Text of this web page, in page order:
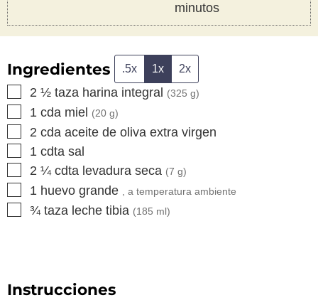
minutos
Ingredientes .5x 1x 2x
▢
2 ½ taza harina integral (325 g)
▢
1 cda miel (20 g)
▢
2 cda aceite de oliva extra virgen
▢
1 cdta sal
▢
2 ¼ cdta levadura seca (7 g)
▢
1 huevo grande , a temperatura ambiente
▢
¾ taza leche tibia (185 ml)
Instrucciones